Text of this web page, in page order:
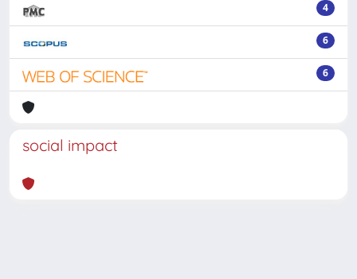
4
6
6
social impact